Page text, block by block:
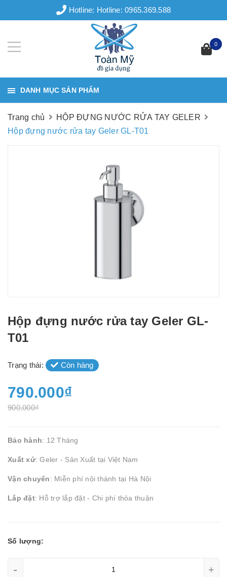
Hotline: Hotline: 0965.369.588
0
DANH MỤC SẢN PHẨM
Trang chủ
HỘP ĐỰNG NƯỚC RỬA TAY GELER
Hộp đựng nước rửa tay Geler GL-T01
Hộp đựng nước rửa tay Geler GL-
T01
Trạng thái: Còn hàng
790.000₫
900.000₫
Bảo hành: 12 Tháng
Xuất xứ: Geler - Sản Xuất tại Việt Nam
Vận chuyển: Miễn phí nội thành tại Hà Nội
Lắp đặt: Hỗ trợ lắp đặt - Chi phí thỏa thuận
Số lượng:
- +